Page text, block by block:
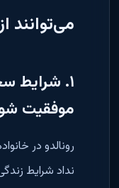
می‌توانند
۱. شرایط
موفقیت
رونالدو در
نداد شرایط